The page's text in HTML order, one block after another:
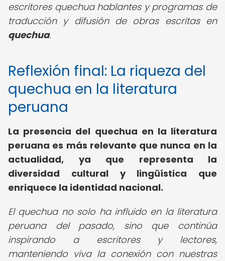
escritores quechua hablantes y programas de
traducción y difusión de obras escritas en
quechua.
Reflexión final: La riqueza del
quechua en la literatura
peruana
La presencia del quechua en la literatura
peruana es más relevante que nunca en la
actualidad, ya que representa la
diversidad cultural y lingüística que
enriquece la identidad nacional.
El quechua no solo ha influido en la literatura
peruana del pasado, sino que continúa
inspirando a escritores y lectores,
manteniendo viva la conexión con nuestras